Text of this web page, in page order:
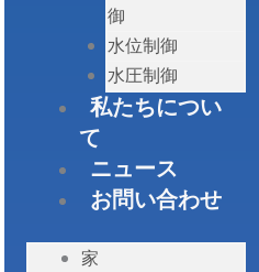
御
水位制御
水圧制御
私たちについ
て
ニュース
お問い合わせ
家